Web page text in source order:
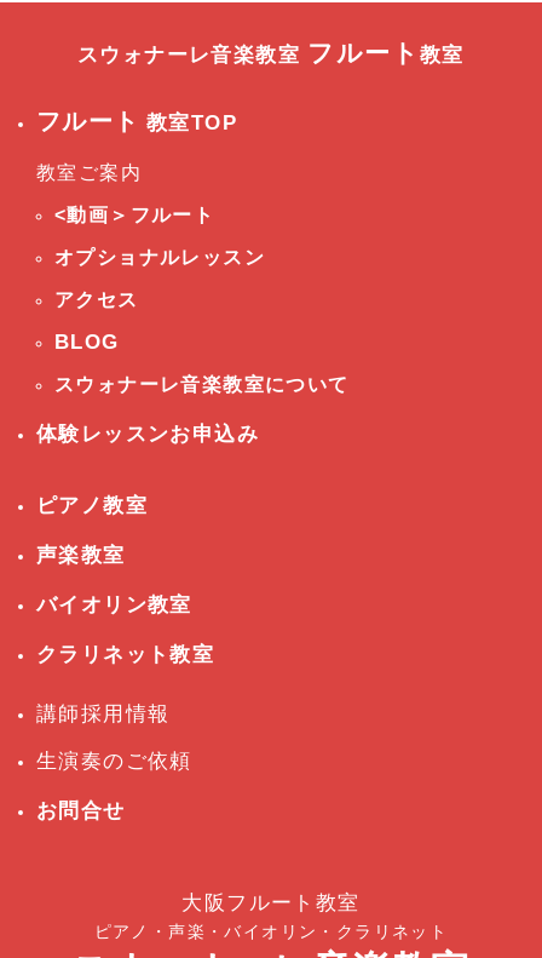
スウォナーレ音楽教室 フルート教室
フルート 教室TOP
教室ご案内
<動画＞フルート
オプショナルレッスン
アクセス
BLOG
スウォナーレ音楽教室について
体験レッスンお申込み
ピアノ教室
声楽教室
バイオリン教室
クラリネット教室
講師採用情報
生演奏のご依頼
お問合せ
大阪フルート教室
ピアノ・声楽・バイオリン・クラリネット